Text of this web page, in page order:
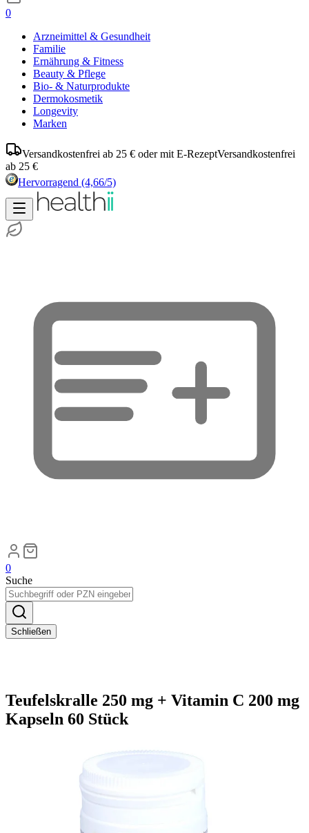
0
Arzneimittel & Gesundheit
Familie
Ernährung & Fitness
Beauty & Pflege
Bio- & Naturprodukte
Dermokosmetik
Longevity
Marken
Versandkostenfrei ab 25 € oder mit E-RezeptVersandkostenfrei
ab 25 €
Hervorragend (4,66/5)
0
Suche
Schließen
Teufelskralle 250 mg + Vitamin C 200 mg
Kapseln 60 Stück